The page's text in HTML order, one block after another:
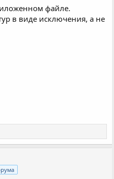
файле.
в виде исключения, а не